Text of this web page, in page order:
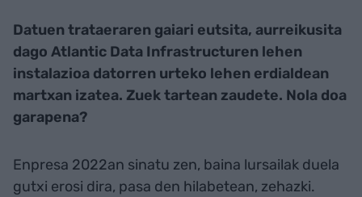
Datuen trataeraren gaiari eutsita, aurreikusita
dago Atlantic Data Infrastructuren lehen
instalazioa datorren urteko lehen erdialdean
martxan izatea. Zuek tartean zaudete. Nola doa
garapena?
Enpresa 2022an sinatu zen, baina lursailak duela
gutxi erosi dira, pasa den hilabetean, zehazki.